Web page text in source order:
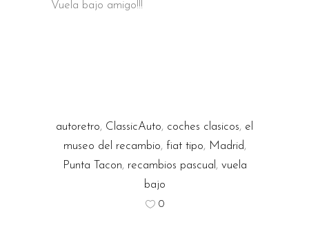
Vuela bajo amigo!!!
autoretro, ClassicAuto, coches clasicos, el
museo del recambio, fiat tipo, Madrid,
Punta Tacon, recambios pascual , vuela
bajo
0